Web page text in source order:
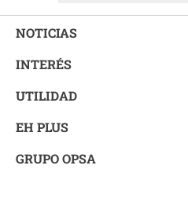
NOTICIAS
INTERÉS
UTILIDAD
EH PLUS
GRUPO OPSA